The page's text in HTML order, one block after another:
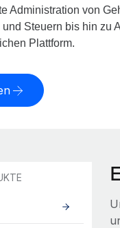
Administration von
Steuern bis hin zu
Plattform.